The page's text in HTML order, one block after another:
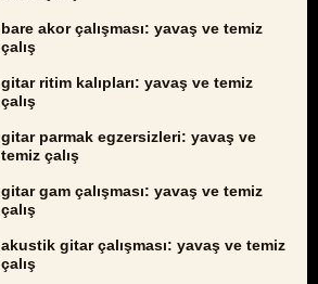
bare akor çalışması: yavaş ve temiz
çalış
gitar ritim kalıpları: yavaş ve temiz
çalış
gitar parmak egzersizleri: yavaş ve
temiz çalış
gitar gam çalışması: yavaş ve temiz
çalış
akustik gitar çalışması: yavaş ve temiz
çalış